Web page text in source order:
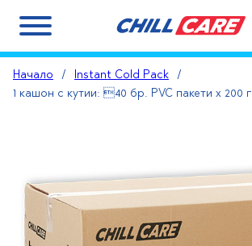
Начало / Instant Cold Pack
/
1 кaшон с кутии: 40 бр. PVC пакети х 200 г